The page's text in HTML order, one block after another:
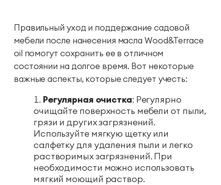
Правильный уход и поддержание садовой
мебели после нанесения масла Wood&Terrace
oil помогут сохранить ее в отличном
состоянии на долгое время. Вот некоторые
важные аспекты, которые следует учесть:
Регулярная очистка: Регулярно
очищайте поверхность мебели от пыли,
грязи и других загрязнений.
Используйте мягкую щетку или
салфетку для удаления пыли и легко
растворимых загрязнений. При
необходимости можно использовать
мягкий моющий раствор.